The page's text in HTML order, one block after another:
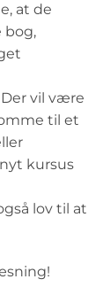
at de
bog,
vil være
til et
kursus
lov til at